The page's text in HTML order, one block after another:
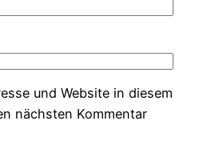
und Website in diesem
nächsten Kommentar